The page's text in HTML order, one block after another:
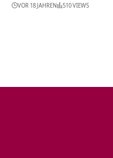
VOR 18 JAHREN 510 VIEWS